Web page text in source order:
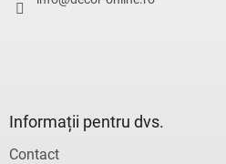
Informații pentru dvs.
Contact